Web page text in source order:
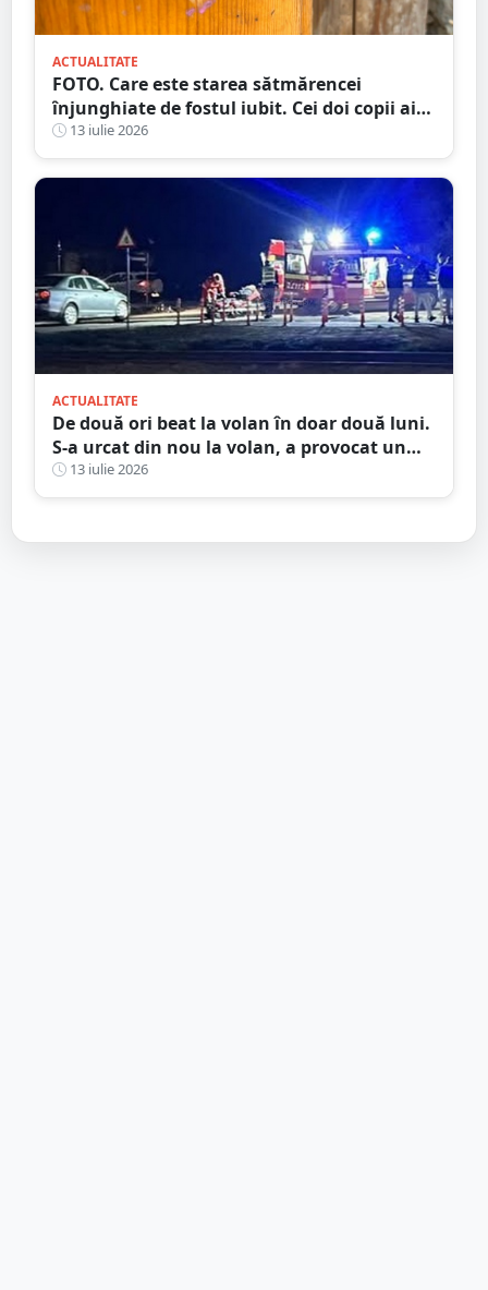
ACTUALITATE
FOTO. Care este starea sătmărencei
înjunghiate de fostul iubit. Cei doi copii ai
femeii, luați în plasament
13 iulie 2026
ACTUALITATE
De două ori beat la volan în doar două luni.
S-a urcat din nou la volan, a provocat un
accident și ajunge la închisoare
13 iulie 2026